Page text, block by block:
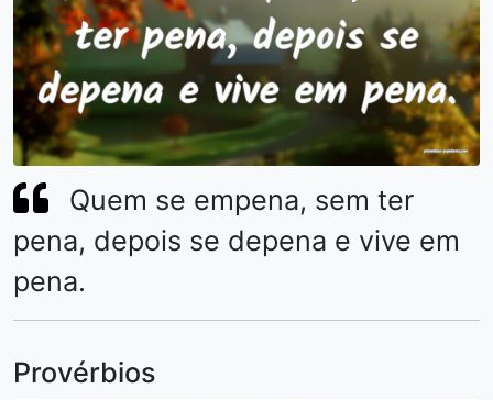
Quem se empena, sem ter
pena, depois se depena e vive em
pena.
Provérbios